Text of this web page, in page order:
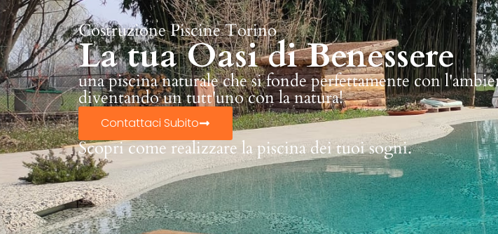
Costruzione Piscine Torino
La tua Oasi di Benessere
una piscina naturale che si fonde perfettamente con
diventando un tutt'uno con la natura!
Contattaci Subito
Scopri come realizzare la piscina dei tuoi sogni.